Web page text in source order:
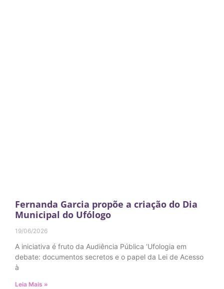
Fernanda Garcia propõe a criação do Dia
Municipal do Ufólogo
19/06/2026
A iniciativa é fruto da Audiência Pública ‘Ufologia em
debate: documentos secretos e o papel da Lei de Acesso
à
Leia Mais »